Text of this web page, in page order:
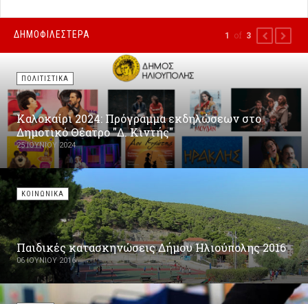
ΔΗΜΟΦΙΛΕΣΤΕΡΑ
ΠΟΛΙΤΙΣΤΙΚΑ
Καλοκαίρι 2024: Πρόγραμμα εκδηλώσεων στο
Δημοτικό Θέατρο "Δ. Κιντής"
25 ΙΟΥΝΊΟΥ 2024
ΚΟΙΝΩΝΙΚΑ
Παιδικές κατασκηνώσεις Δήμου Ηλιούπολης 2016
06 ΙΟΥΝΊΟΥ 2016
1 of 3 PREVIOUS
NEXT